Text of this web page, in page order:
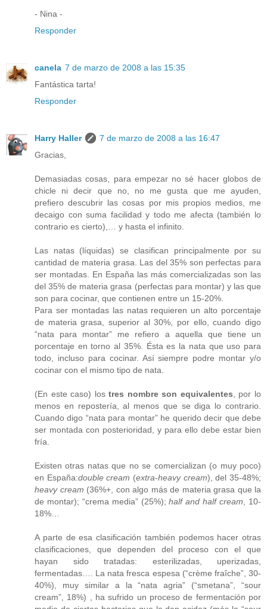
- Nina -
Responder
canela 7 de marzo de 2008 a las 15:35
Fantástica tarta!
Responder
Harry Haller
7 de marzo de 2008 a las 16:47
Gracias,
Demasiadas cosas, para empezar no sé hacer globos de
chicle ni decir que no, no me gusta que me ayuden,
prefiero descubrir las cosas por mis propios medios, me
decaigo con suma facilidad y todo me afecta (también lo
contrario es cierto),… y hasta el infinito.
Las natas (líquidas) se clasifican principalmente por su
cantidad de materia grasa. Las del 35% son perfectas para
ser montadas. En España las más comercializadas son las
del 35% de materia grasa (perfectas para montar) y las que
son para cocinar, que contienen entre un 15-20%.
Para ser montadas las natas requieren un alto porcentaje
de materia grasa, superior al 30%, por ello, cuando digo
“nata para montar” me refiero a aquella que tiene un
porcentaje en torno al 35%. Ésta es la nata que uso para
todo, incluso para cocinar. Así siempre podre montar y/o
cocinar con el mismo tipo de nata.
(En este caso) lostres nombre son equivalentes , por lo
menos en repostería, al menos que se diga lo contrario.
Cuando digo “nata para montar” he querido decir que debe
ser montada con posterioridad, y para ello debe estar bien
fría.
Existen otras natas que no se comercializan (o muy poco)
en España:double cream (extra-heavy cream), del 35-48%;
heavy cream (36%+, con algo más de materia grasa que la
de montar); “crema media” (25%);half and half cream , 10-
18%…
A parte de esa clasificación también podemos hacer otras
clasificaciones, que dependen del proceso con el que
hayan sido tratadas: esterilizadas, uperizadas,
fermentadas…. La nata fresca espesa (“crème fraîche”, 30-
40%), muy similar a la “nata agria” (“smetana”, “sour
cream”, 18%) , ha sufrido un proceso de fermentación por